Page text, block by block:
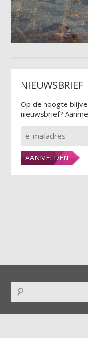
NIEUWSBRIEF
Op de hoogte
nieuwsbrief?